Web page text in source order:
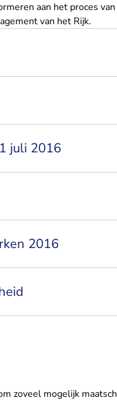
aan het proces
van het Rijk.
juli 2016
2016
zoveel mogelijk